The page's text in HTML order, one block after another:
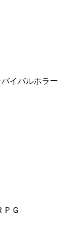
イバルホラー
ＰＧ